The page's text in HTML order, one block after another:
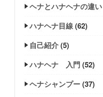
ヘナとハナヘナの違い
ハナヘナ目線(62)
自己紹介(5)
ハナヘナ 入門(52)
ヘナシャンプー(37)